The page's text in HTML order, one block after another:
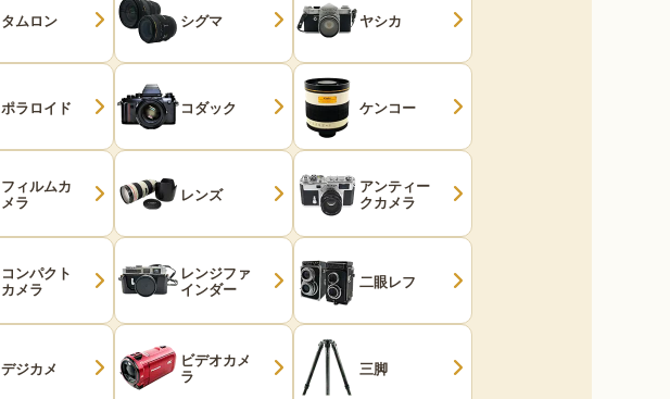
タムロン シグマ ヤシカ
ポラロイド コダック ケンコー
フィルムカ
メラ レンズ アンティー
クカメラ
コンパクト
カメラ
レンジファ
インダー 二眼レフ
デジカメ ビデオカメ
ラ 三脚